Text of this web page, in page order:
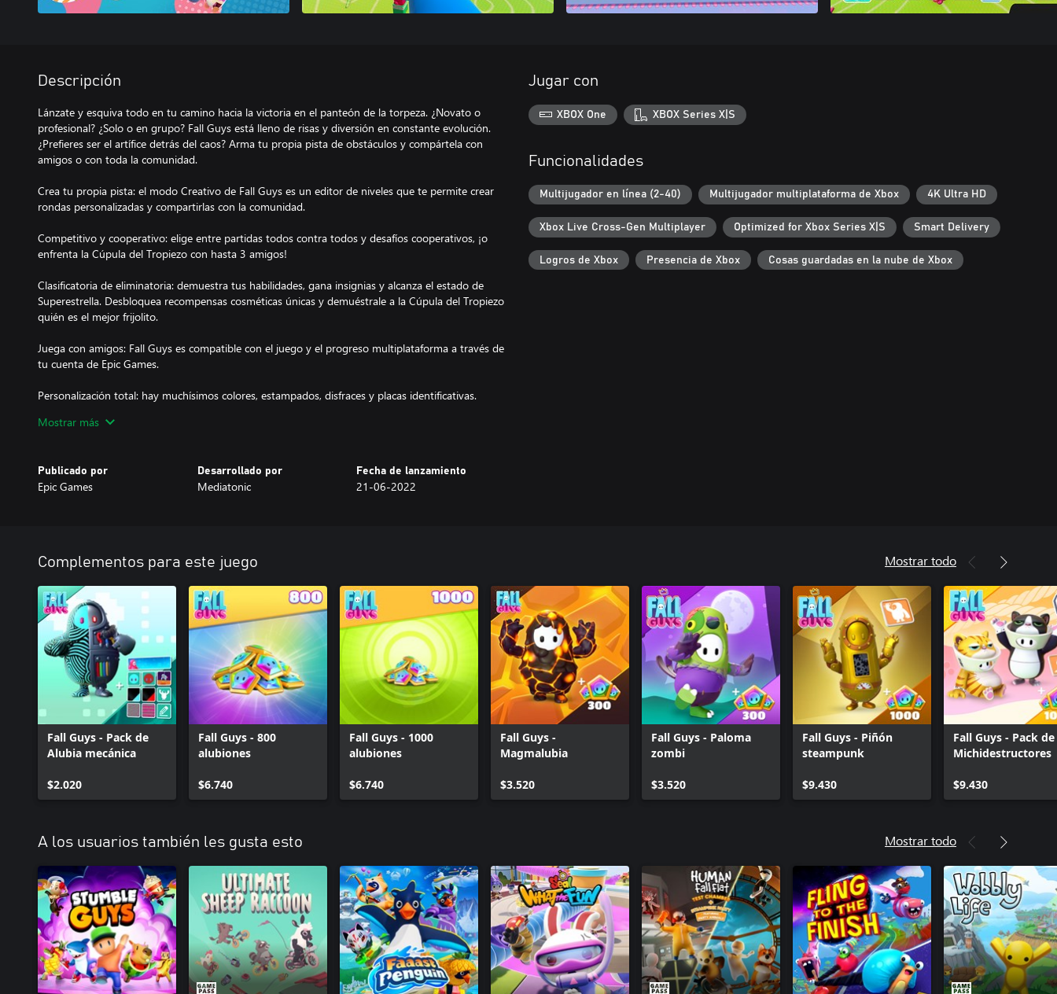
Descripción
Lánzate y esquiva todo en tu camino hacia la victoria en el panteón de la torpeza. ¿Novato o
profesional? ¿Solo o en grupo? Fall Guys está lleno de risas y diversión en constante evolución.
¿Prefieres ser el artífice detrás del caos? Arma tu propia pista de obstáculos y compártela con
amigos o con toda la comunidad.
Crea tu propia pista: el modo Creativo de Fall Guys es un editor de niveles que te permite crear
rondas personalizadas y compartirlas con la comunidad.
Competitivo y cooperativo: elige entre partidas todos contra todos y desafíos cooperativos, ¡o
enfrenta la Cúpula del Tropiezo con hasta 3 amigos!
Clasificatoria de eliminatoria: demuestra tus habilidades, gana insignias y alcanza el estado de
Superestrella. Desbloquea recompensas cosméticas únicas y demuéstrale a la Cúpula del Tropiezo
quién es el mejor frijolito.
Juega con amigos: Fall Guys es compatible con el juego y el progreso multiplataforma a través de
tu cuenta de Epic Games.
Personalización total: hay muchísimos colores, estampados, disfraces y placas identificativas.
Mostrar más
Publicado por
Epic Games
Desarrollado por
Mediatonic
Fecha de lanzamiento
21-06-2022
Jugar con
XBOX One XBOX Series X|S
Funcionalidades
Multijugador en línea (2-40) Multijugador multiplataforma de Xbox 4K Ultra HD
Xbox Live Cross-Gen Multiplayer Optimized for Xbox Series X|S Smart Delivery
Logros de Xbox Presencia de Xbox Cosas guardadas en la nube de Xbox
Complementos para este juego Mostrar todo
Fall Guys - Pack de
Alubia mecánica
$2.020
Fall Guys - 800
alubiones
$6.740
Fall Guys - 1000
alubiones
$6.740
Fall Guys -
Magmalubia
$3.520
Fall Guys - Paloma
zombi
$3.520
Fall Guys - Piñón
steampunk
$9.430
Fall Guys - Pack de
Michidestructores
$9.430
A los usuarios también les gusta esto Mostrar todo